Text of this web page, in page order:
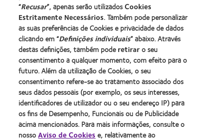
Utilizador experiente
Blog
Sobre a CooperVision
Carreiras na CooperVision
Centro de Notícias
Contacte-nos
Legal
“Recusar”, apenas serão utilizadosCookies
Estritamente Necessários. Também pode personalizar
as suas preferências de Cookies e privacidade de dados
clicando em “Definições individuais” abaixo. Através
destas definições, também poderetiraro seu
consentimento a qualquer momento, com efeito para o
futuro. Além da utilização de Cookies, o seu
consentimento refere-se ao tratamento associado dos
seus dados pessoais (por exemplo, os seus interesses,
identificadores de utilizador ou o seu endereço IP) para
os fins de Desempenho, Funcionais ou de Publicidade
acima mencionados. Para mais informações, consulte o
nossoAviso de Cookiese, relativamente ao